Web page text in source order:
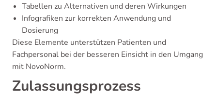
Tabellen zu Alternativen und deren Wirkungen
Infografiken zur korrekten Anwendung und
Dosierung
Diese Elemente unterstützen Patienten und
Fachpersonal bei der besseren Einsicht in den Umgang
mit NovoNorm.
Zulassungsprozess